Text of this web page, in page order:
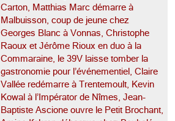
Carton, Matthias Marc démarre à
Malbuisson, coup de jeune chez
Georges Blanc à Vonnas, Christophe
Raoux et Jérôme Rioux en duo à la
Commaraine, le 39V laisse tomber la
gastronomie pour l’événementiel, Claire
Vallée redémarre à Trentemoult, Kevin
Kowal à l’Impérator de Nîmes, Jean-
Baptiste Ascione ouvre le Petit Brochant,